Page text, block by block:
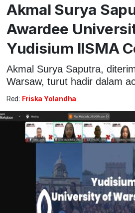
Akmal Surya
Awardee
Yudisium IISMA
Akmal Surya Saputra,
Warsaw, turut hadir dalam
Red: Friska Yolandha